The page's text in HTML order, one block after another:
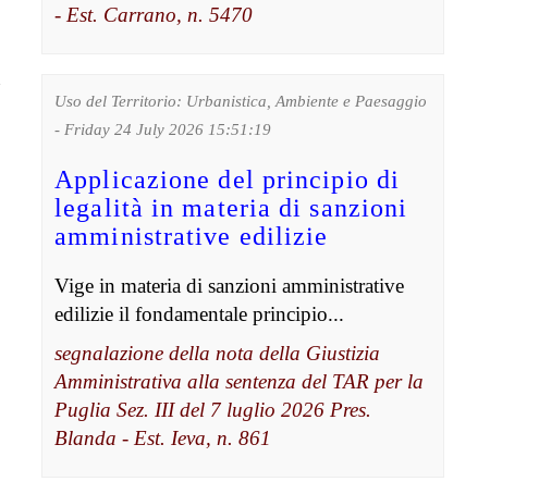
- Est. Carrano, n. 5470
Uso del Territorio: Urbanistica, Ambiente e Paesaggio
- Friday 24 July 2026 15:51:19
Applicazione del principio di
legalità in materia di sanzioni
amministrative edilizie
Vige in materia di sanzioni amministrative
edilizie il fondamentale principio...
segnalazione della nota della Giustizia
Amministrativa alla sentenza del TAR per la
Puglia Sez. III del 7 luglio 2026 Pres.
Blanda - Est. Ieva, n. 861